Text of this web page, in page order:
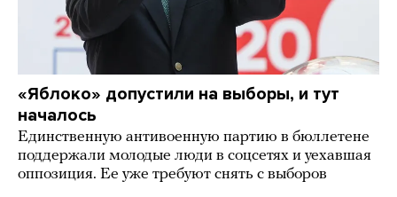
«Яблоко» допустили на выборы, и тут
началось
Единственную антивоенную партию в бюллетене
поддержали молодые люди в соцсетях и уехавшая
оппозиция. Ее уже требуют снять с выборов